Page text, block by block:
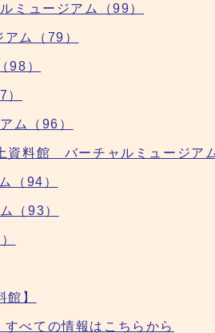
ミュージアム（99）
ム（79）
98）
ム（96）
資料館 バーチャルミュージア
（94）
（93）
】
べての情報はこちらから